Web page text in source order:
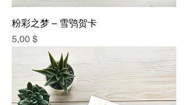
粉彩之梦 – 雪鸮贺卡
價格
5,00 $